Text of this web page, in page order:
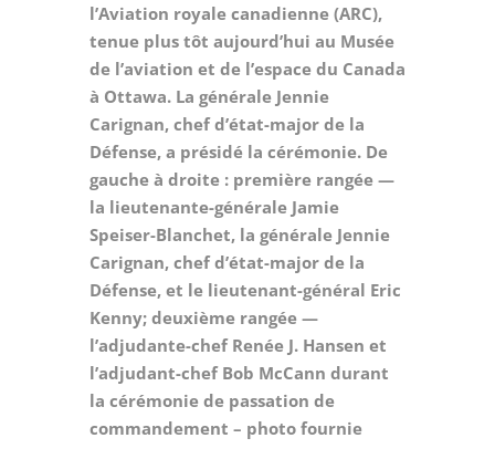
l’Aviation royale canadienne (ARC),
tenue plus tôt aujourd’hui au Musée
de l’aviation et de l’espace du Canada
à Ottawa. La générale Jennie
Carignan, chef d’état-major de la
Défense, a présidé la cérémonie. De
gauche à droite : première rangée —
la lieutenante-générale Jamie
Speiser-Blanchet, la générale Jennie
Carignan, chef d’état-major de la
Défense, et le lieutenant-général Eric
Kenny; deuxième rangée —
l’adjudante-chef Renée J. Hansen et
l’adjudant-chef Bob McCann durant
la cérémonie de passation de
commandement – photo fournie